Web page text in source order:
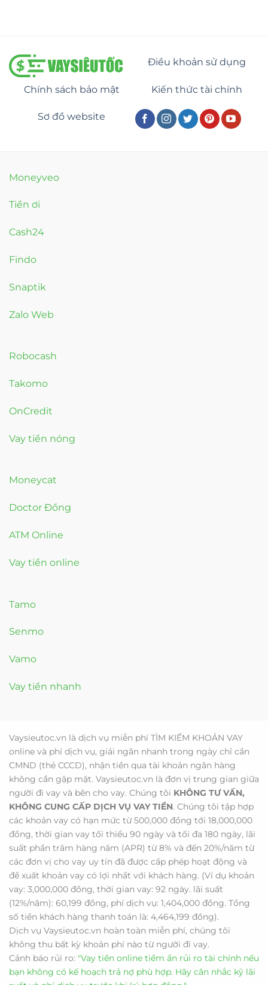
Điều khoản sử dụng
Chính sách bảo mật Kiến thức tài chính
Sơ đồ website
Moneyveo
Tiền ơi
Cash24
Findo
Snaptik
Zalo Web
Robocash
Takomo
OnCredit
Vay tiền nóng
Moneycat
Doctor Đồng
ATM Online
Vay tiền online
Tamo
Senmo
Vamo
Vay tiền nhanh
Vaysieutoc.vn là dịch vụ miễn phí TÌM KIẾM KHOẢN VAY
online và phí dịch vụ, giải ngân nhanh trong ngày chỉ cần
CMND (thẻ CCCD), nhận tiền qua tài khoản ngân hàng
không cần gặp mặt. Vaysieutoc.vn là đơn vị trung gian giữa
người đi vay và bên cho vay. Chúng tôi KHÔNG TƯ VẤN,
KHÔNG CUNG CẤP DỊCH VỤ VAY TIỀN. Chúng tôi tập hợp
các khoản vay có hạn mức từ 500,000 đồng tới 18,000,000
đồng, thời gian vay tối thiểu 90 ngày và tối đa 180 ngày, lãi
suất phần trăm hàng năm (APR) từ 8% và đến 20%/năm từ
các đơn vị cho vay uy tín đã được cấp phép hoạt động và
đề xuất khoản vay có lợi nhất với khách hàng. (Ví dụ khoản
vay: 3,000,000 đồng, thời gian vay: 92 ngày. lãi suất
(12%/năm): 60,199 đồng, phí dịch vụ: 1,404,000 đồng. Tổng
số tiền khách hàng thanh toán là: 4,464,199 đồng).
Dịch vụ Vaysieutoc.vn hoàn toàn miễn phí, chúng tôi
không thu bất kỳ khoản phí nào từ người đi vay.
Cảnh báo rủi ro: "Vay tiền online tiềm ẩn rủi ro tài chính nếu
bạn không có kế hoạch trả nợ phù hợp. Hãy cân nhắc kỹ lãi